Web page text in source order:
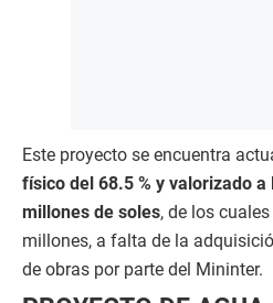
Este proyecto se encuentra
físico del 68.5 % y valorizado
millones de soles, de los
millones, a falta de la
de obras por parte del Mininter.